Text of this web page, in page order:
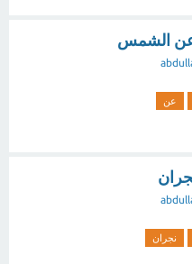
عن الشمس
عن
نجران